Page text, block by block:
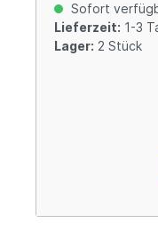
Sofort
Lieferzeit: 1-3
Lager: 2 Stück